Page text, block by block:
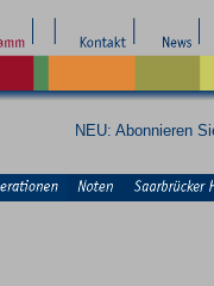
NEU: Abonnieren